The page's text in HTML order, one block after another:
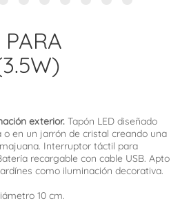
exterior. Tapón LED diseñado
en un jarrón de cristal creando una
Interruptor táctil para
recargable con cable USB. Apto
como iluminación decorativa.
10 cm.